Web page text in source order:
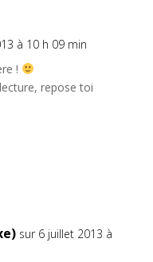
à 10 h 09 min
!
repose toi
sur 6 juillet 2013 à